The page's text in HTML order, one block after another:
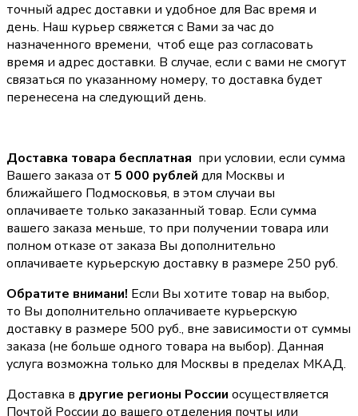
точный адрес доставки и удобное для Вас время и
день. Наш курьер свяжется с Вами за час до
назначенного времени, чтоб еще раз согласовать
время и адрес доставки. В случае, если с вами не смогут
связаться по указанному номеру, то доставка будет
перенесена на следующий день.
Доставка товара бесплатная при условии, если сумма
Вашего заказа от 5 000 рублей для Москвы и
ближайшего Подмосковья, в этом случаи вы
оплачиваете только заказанный товар. Если сумма
вашего заказа меньше, то при получении товара или
полном отказе от заказа Вы дополнительно
оплачиваете курьерскую доставку в размере 250 руб.
Обратите внимани! Если Вы хотите товар на выбор,
то Вы дополнительно оплачиваете курьерскую
доставку в размере 500 руб., вне зависимости от суммы
заказа (не больше одного товара на выбор). Данная
услуга возможна только для Москвы в пределах МКАД.
Доставка в другие регионы России осуществляется
Почтой России до вашего отделения почты или